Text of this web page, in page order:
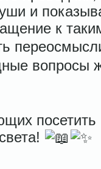
и
к
вопросы
посетить